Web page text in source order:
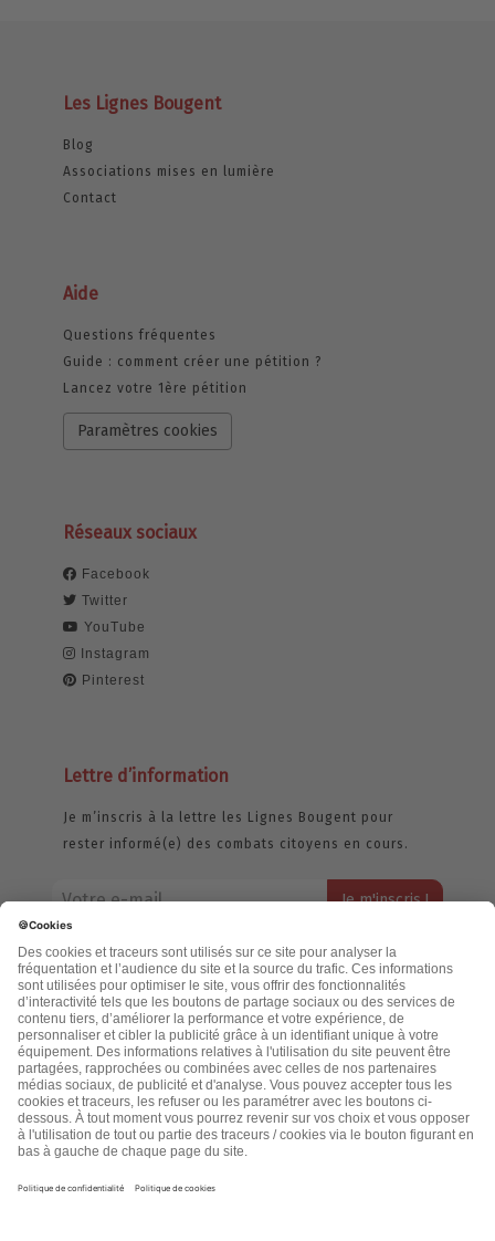
Les Lignes Bougent
Blog
Associations mises en lumière
Contact
Aide
Questions fréquentes
Guide : comment créer une pétition ?
Lancez votre 1ère pétition
Paramètres cookies
Réseaux sociaux
Facebook
Twitter
YouTube
Instagram
Pinterest
Lettre d’information
Je m’inscris à la lettre les Lignes Bougent pour
rester informé(e) des combats citoyens en cours.
jamais échangée. Pour consulter notre politique de confidentialité,
cliquez ici.
Accueil
Politique de confidentialité
Cookies